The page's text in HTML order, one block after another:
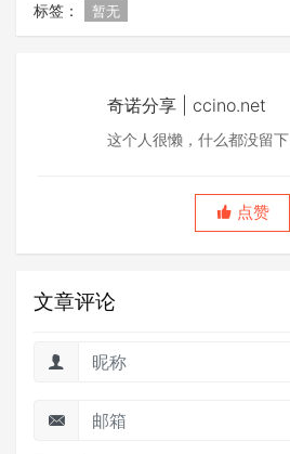
标签： 暂无
奇诺分享 | ccino.net
这个人很懒，什么都没留下
点赞
文章评论